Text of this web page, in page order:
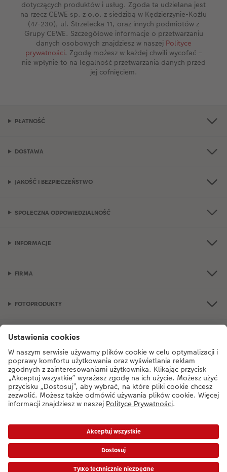
dotyczących produktów i usług. Zgoda ta udzielana jest
na rzecz CEWE sp. z o.o. z siedzibą w Kędzierzynie-Koźlu
(47-230), ul. Strzelecka 11, oraz innych podmiotów z
Grupy CEWE. Szczegółowe informacje o przetwarzaniu
danych osobowych znajdziesz w naszej Polityce
prywatności. Zgodę możesz w każdej chwili wycofać –
nie wpłynie to na legalność przetwarzania danych przed
jej cofnięciem.
PŁATNOŚĆ
DOSTAWA
JAKOŚĆ I BEZPIECZEŃSTWO
SPOŁECZNA ODPOWIEDZIALNOŚĆ
INFORMACJE
FIRMA
FOTOPRODUKTY
OKAZJE I FOTOPREZENTY
wahaj się do nas zadzwonić:+48 77 406 31 80od poniedziałku do soboty
od 9:00 do 21:00 oraz w niedzielę od 10:00 do 18:00.